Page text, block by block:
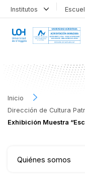
Institutos
Inicio
Dirección de Cultura
Exhibición Muestra
Quiénes somos